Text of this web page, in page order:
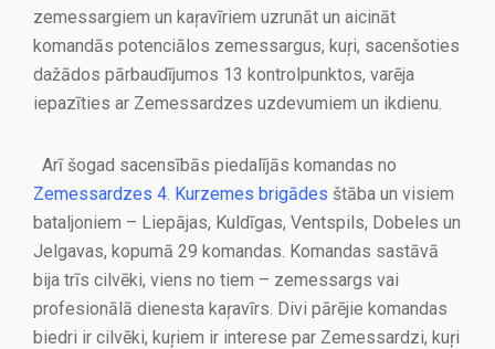
zemessargiem un kaŗavīriem uzrunāt un aicināt
komandās potenciālos zemessargus, kuŗi, sacenšoties
dažādos pārbaudījumos 13 kontrolpunktos, varēja
iepazīties ar Zemessardzes uzdevumiem un ikdienu.
Arī šogad sacensībās piedalījās komandas no
Zemessardzes 4. Kurzemes brigādes štāba un visiem
bataljoniem – Liepājas, Kuldīgas, Ventspils, Dobeles un
Jelgavas, kopumā 29 komandas. Komandas sastāvā
bija trīs cilvēki, viens no tiem – zemessargs vai
profesionālā dienesta kaŗavīrs. Divi pārējie komandas
biedri ir cilvēki, kuŗiem ir interese par Zemessardzi, kuŗi